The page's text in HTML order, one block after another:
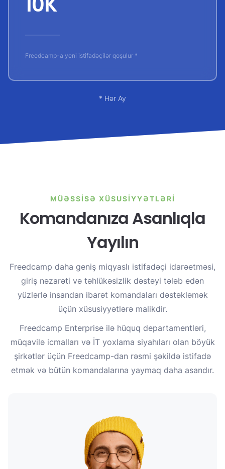
Freedcamp-a yeni istifadəçilər qoşulur *
* Hər Ay
MÜƏSSISƏ XÜSUSIYYƏTLƏRI
Komandanıza Asanlıqla
Yayılın
Freedcamp daha geniş miqyaslı istifadəçi idarəetməsi,
giriş nəzarəti və təhlükəsizlik dəstəyi tələb edən
yüzlərlə insandan ibarət komandaları dəstəkləmək
üçün xüsusiyyətlərə malikdir.
Freedcamp Enterprise ilə hüquq departamentləri,
müqavilə icmalları və İT yoxlama siyahıları olan böyük
şirkətlər üçün Freedcamp-dan rəsmi şəkildə istifadə
etmək və bütün komandalarına yaymaq daha asandır.